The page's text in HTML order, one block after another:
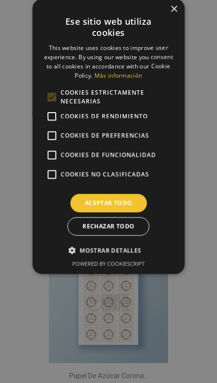
Papel De Azúcar Comunión 1
6,50 €
Papel De Azúcar Corona...
6,50 €
Papel De Azúcar Corona...
×
Ese sitio web utiliza
cookies
This website uses cookies to improve user
experience. By using our website you consent
to all cookies in accordance with our Cookie
Policy. Más información
COOKIES ESTRICTAMENTE
NECESARIAS
COOKIES DE RENDIMIENTO
COOKIES DE PREFERENCIAS
COOKIES DE FUNCIONALIDAD
COOKIES NO CLASIFICADAS
ACEPTAR TODO
RECHAZAR TODO
MOSTRAR DETALLES
POWERED BY COOKIESCRIPT